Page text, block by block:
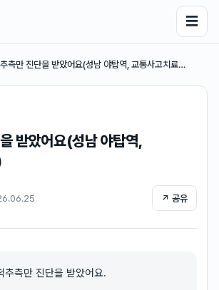
☰
측만 진단을 받았어요(성남 야탑역, 교통사고치료…
받았어요(성남 야탑역,
↗ 공유
추측만 진단을 받았어요.